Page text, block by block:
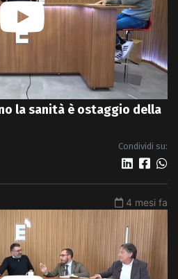
la sanità è ostaggio della
Condividi su:
4 mesi fa